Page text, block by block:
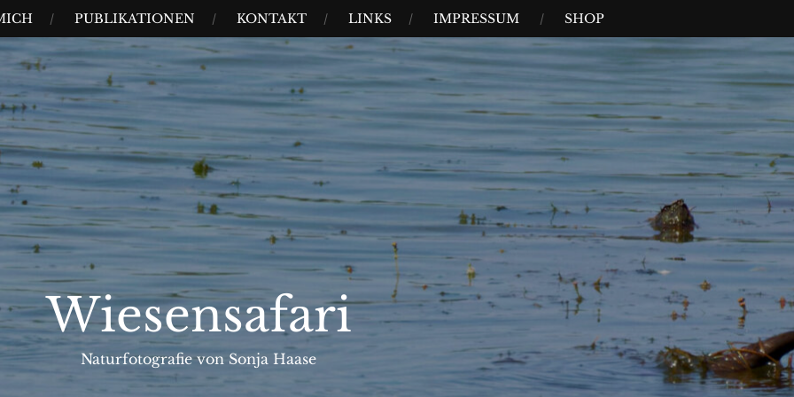
PUBLIKATIONEN KONTAKT LINKS IMPRESSUM SHOP
Wiesensafari
Naturfotografie von Sonja Haase